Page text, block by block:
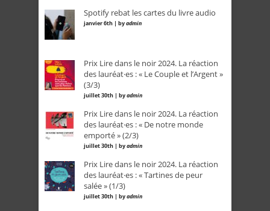
Spotify rebat les cartes du livre audio
janvier 6th | byadmin
Prix Lire dans le noir 2024. La réaction
des lauréat·es : « Le Couple et l’Argent »
(3/3)
juillet 30th | byadmin
Prix Lire dans le noir 2024. La réaction
des lauréat·es : « De notre monde
emporté » (2/3)
juillet 30th | byadmin
Prix Lire dans le noir 2024. La réaction
des lauréat·es : « Tartines de peur
salée » (1/3)
juillet 30th | byadmin